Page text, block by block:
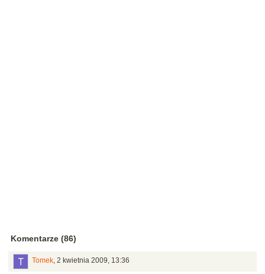
Komentarze (86)
Tomek, 2 kwietnia 2009, 13:36